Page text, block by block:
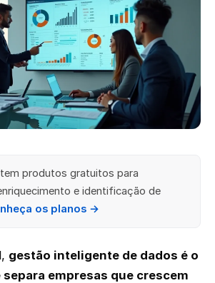
produtos gratuitos para
e identificação de
os planos →
gestão inteligente de dados é o
empresas que crescem